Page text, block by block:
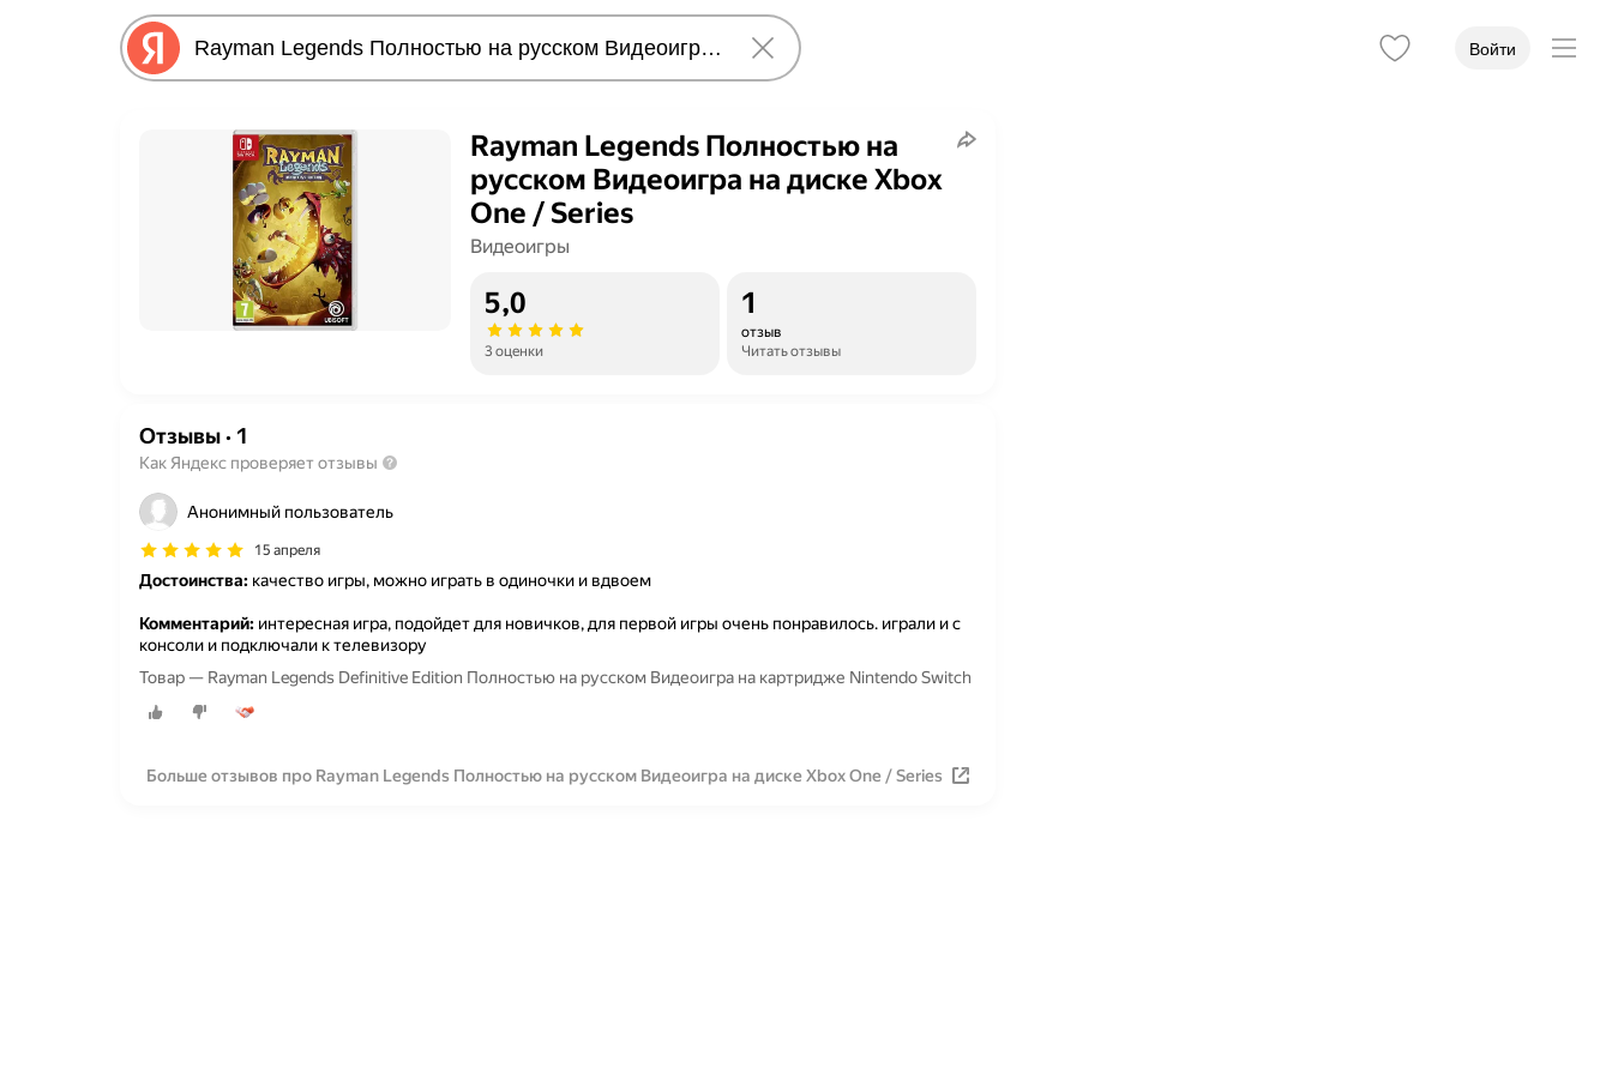
Войти
Rayman Legends Полностью на
русском Видеоигра на диске Xbox
One / Series
Видеоигры
5,0
3 оценки
1
отзыв
Читать отзывы
Отзывы· 1
Как Яндекс проверяет отзывы
Анонимный пользователь
15 апреля
Достоинства: качество игры, можно играть в одиночки и вдвоем
Комментарий: интересная игра, подойдет для новичков, для первой игры очень понравилось. играли и с
консоли и подключали к телевизору
Товар — Rayman Legends Definitive Edition Полностью на русском Видеоигра на картридже Nintendo Switch
Больше отзывов про Rayman Legends Полностью на русском Видеоигра на диске Xbox One / Series